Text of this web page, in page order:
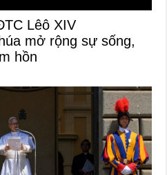
Lêô XIV
mở rộng sự sống,
hồn